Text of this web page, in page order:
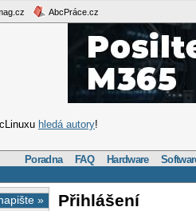
AbcPráce.cz
hledá autory!
Poradna FAQ Hardware
» Přihlášení